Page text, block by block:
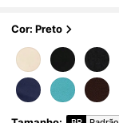
Cor: Preto